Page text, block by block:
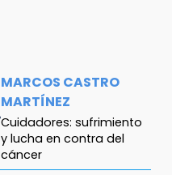
MARCOS CASTRO
MARTÍNEZ
Cuidadores: sufrimiento
y lucha en contra del
cáncer